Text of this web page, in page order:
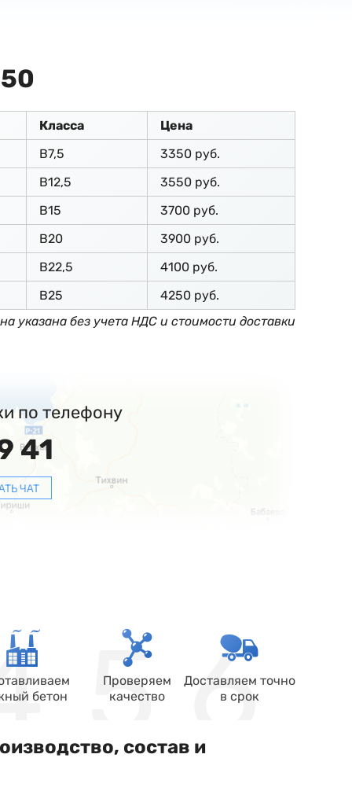
Класса
Цена
В7,5
3350 руб.
В12,5
3550 руб.
В15
3700 руб.
В20
3900 руб.
В22,5
4100 руб.
В25
4250 руб.
указана без учета НДС и стоимости доставки
по телефону
41
ЧАТ
бетон
Проверяем
качество
Доставляем точно
в срок
состав и